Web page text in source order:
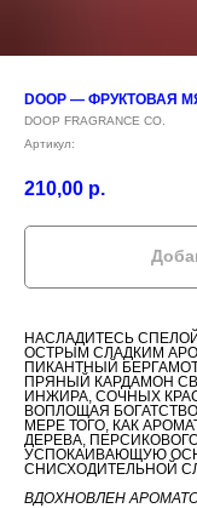
DOOP — ФРУКТОВАЯ
DOOP FRAGRANCE CO.
Артикул:
210,00 р.
НАСЛАДИТЕСЬ СПЕЛОЙ
ОСТРЫМ СЛАДКИМ
ПИКАНТНЫЙ
ПРЯНЫЙ КАРДАМОН
ИНЖИРА, СОЧНЫХ
ВОПЛОЩАЯ
МЕРЕ ТОГО, КАК
ДЕРЕВА,
УСПОКАИВАЮЩУЮ
СНИСХОДИТЕЛЬНОЙ
ВДОХНОВЛЕН